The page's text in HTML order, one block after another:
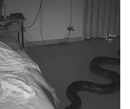
neočekivano
trenuci.
mnogo stabilniji i sigurniji period